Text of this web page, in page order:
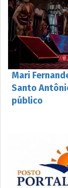
Mari
Santo
público